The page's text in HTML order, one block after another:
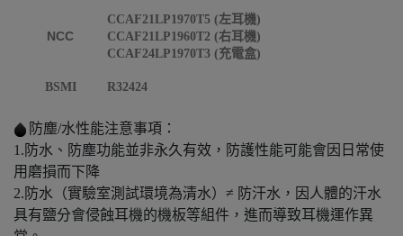
NCC
CCAF21LP1970T5 (左耳機)
CCAF21LP1960T2 (右耳機)
​​CCAF24LP1970T3 (充電盒)
BSMI R32424
防塵/水性能注意事項：
1.防水、防塵功能並非永久有效，防護性能可能會因日常使
用磨損而下降
2.防水（實驗室測試環境為清水）≠ 防汗水，因人體的汗水
具有鹽分會侵蝕耳機的機板等組件，進而導致耳機運作異